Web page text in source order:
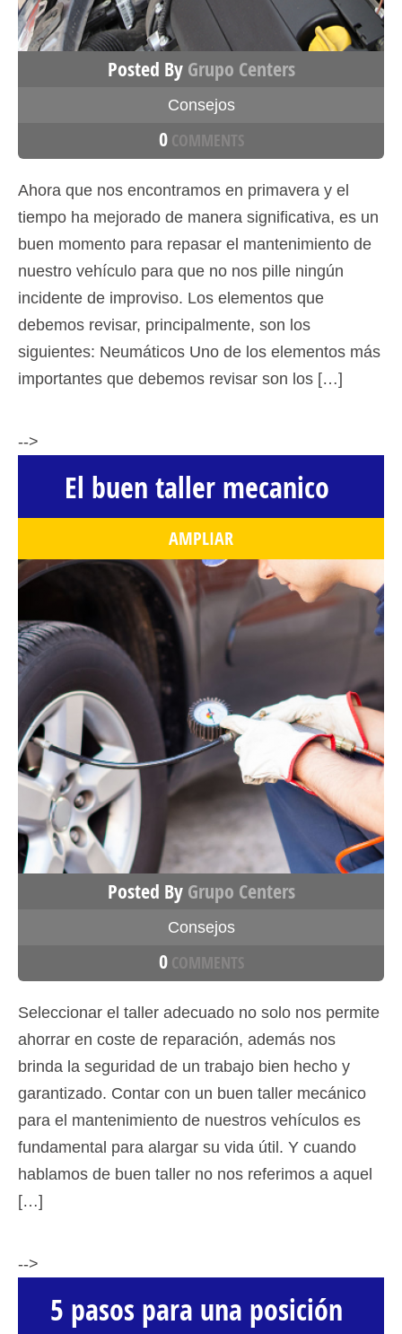
Posted By Grupo Centers
Consejos
0COMMENTS
Ahora que nos encontramos en primavera y el
tiempo ha mejorado de manera significativa, es un
buen momento para repasar el mantenimiento de
nuestro vehículo para que no nos pille ningún
incidente de improviso. Los elementos que
debemos revisar, principalmente, son los
siguientes: Neumáticos Uno de los elementos más
importantes que debemos revisar son los […]
-->
El buen taller mecanico
AMPLIAR
Posted By Grupo Centers
Consejos
0COMMENTS
Seleccionar el taller adecuado no solo nos permite
ahorrar en coste de reparación, además nos
brinda la seguridad de un trabajo bien hecho y
garantizado. Contar con un buen taller mecánico
para el mantenimiento de nuestros vehículos es
fundamental para alargar su vida útil. Y cuando
hablamos de buen taller no nos referimos a aquel
[…]
-->
5 pasos para una posición